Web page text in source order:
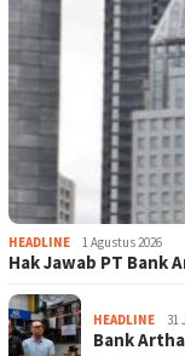
HEADLINE 1 Agustus 2026
Hak Jawab PT Bank
HEADLINE 31
Bank